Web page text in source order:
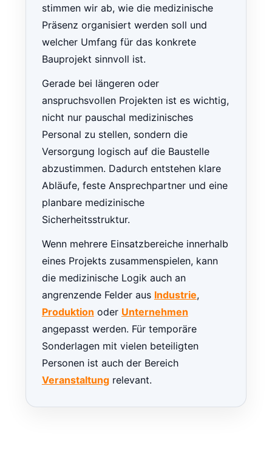
stimmen wir ab, wie die medizinische
Präsenz organisiert werden soll und
welcher Umfang für das konkrete
Bauprojekt sinnvoll ist.
Gerade bei längeren oder
anspruchsvollen Projekten ist es wichtig,
nicht nur pauschal medizinisches
Personal zu stellen, sondern die
Versorgung logisch auf die Baustelle
abzustimmen. Dadurch entstehen klare
Abläufe, feste Ansprechpartner und eine
planbare medizinische
Sicherheitsstruktur.
Wenn mehrere Einsatzbereiche innerhalb
eines Projekts zusammenspielen, kann
die medizinische Logik auch an
angrenzende Felder aus Industrie,
Produktion oder Unternehmen
angepasst werden. Für temporäre
Sonderlagen mit vielen beteiligten
Personen ist auch der Bereich
Veranstaltungrelevant.